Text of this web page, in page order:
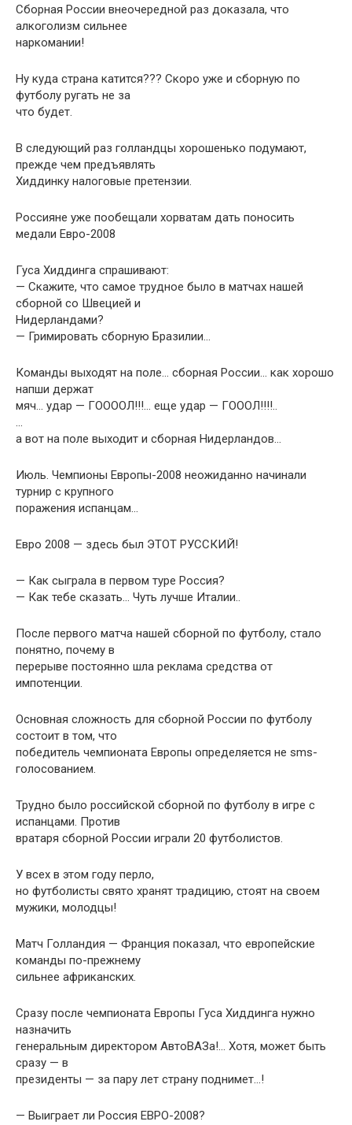
Сборная России внеочередной раз доказала, что
алкоголизм сильнее
наркомании!
Ну куда страна катится??? Скоро уже и сборную по
футболу ругать не за
что будет.
В следующий раз голландцы хорошенько подумают,
прежде чем предъявлять
Хиддинку налоговые претензии.
Россияне уже пообещали хорватам дать поносить
медали Евро-2008
Гуса Хиддинга спрашивают:
— Скажите, что самое трудное было в матчах нашей
сборной со Швецией и
Нидерландами?
— Гримировать сборную Бразилии…
Команды выходят на поле… сборная России… как хорошо
напши держат
мяч… удар — ГООООЛ!!!… еще удар — ГОООЛ!!!!..
…
а вот на поле выходит и сборная Нидерландов…
Июль. Чемпионы Европы-2008 неожиданно начинали
турнир с крупного
поражения испанцам…
Евро 2008 — здесь был ЭТОТ РУССКИЙ!
— Как сыграла в первом туре Россия?
— Как тебе сказать… Чуть лучше Италии..
После первого матча нашей сборной по футболу, стало
понятно, почему в
перерыве постоянно шла реклама средства от
импотенции.
Основная сложность для сборной России по футболу
состоит в том, что
победитель чемпионата Европы определяется не sms-
голосованием.
Трудно было российской сборной по футболу в игре с
испанцами. Против
вратаря сборной России играли 20 футболистов.
У всех в этом году перло,
но футболисты свято хранят традицию, стоят на своем
мужики, молодцы!
Матч Голландия — Франция показал, что европейские
команды по-прежнему
сильнее африканских.
Сразу после чемпионата Eвропы Гуса Хиддинга нужно
назначить
генеральным директором АвтоВАЗа!… Хотя, может быть
сразу — в
президенты — за пару лет страну поднимет…!
— Выиграет ли Россия ЕВРО-2008?